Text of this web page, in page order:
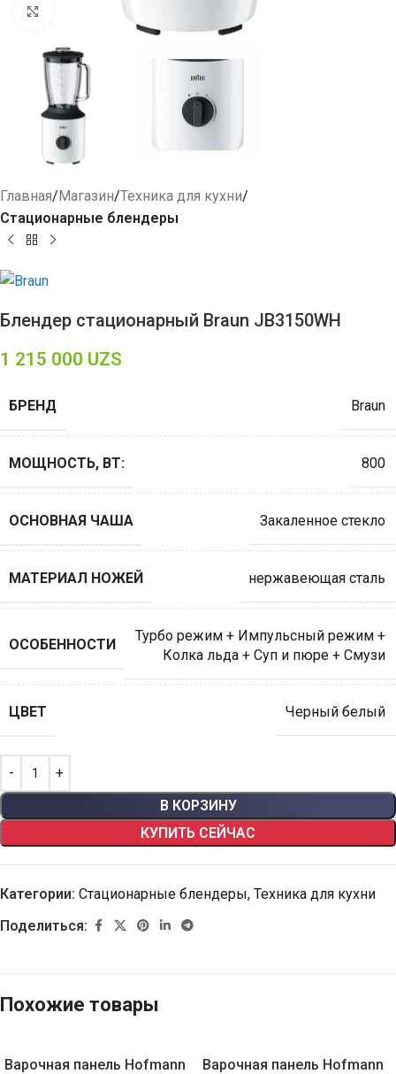
Click to enlarge
Главная Магазин Техника для кухни
Стационарные блендеры
Блендер стационарный Braun JB3150WH
1 215 000 UZS
БРЕНД Braun
МОЩНОСТЬ, ВТ: 800
ОСНОВНАЯ ЧАША Закаленное стекло
МАТЕРИАЛ НОЖЕЙ нержавеющая сталь
ОСОБЕННОСТИ
Турбо режим + Импульсный режим +
Колка льда + Суп и пюре + Смузи
ЦВЕТ Черный белый
В КОРЗИНУ
КУПИТЬ СЕЙЧАС
Категории: Стационарные блендеры, Техника для кухни
Поделиться:
Похожие товары
Варочная панель Hofmann
Варочная панель Hofmann